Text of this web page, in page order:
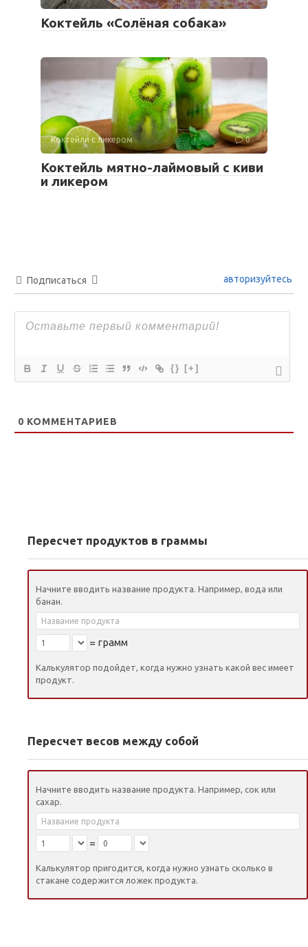
Коктейль «Солёная собака»
Коктейли с ликером 0
Коктейль мятно-лаймовый с киви
и ликером
Подписаться авторизуйтесь
{} [+]
0 КОММЕНТАРИЕВ
Пересчет продуктов в граммы
Начните вводить название продукта. Например, вода или
банан.
= грамм
Калькулятор подойдет, когда нужно узнать какой вес имеет
продукт.
Пересчет весов между собой
Начните вводить название продукта. Например, сок или
сахар.
=
Калькулятор пригодится, когда нужно узнать сколько в
стакане содержится ложек продукта.